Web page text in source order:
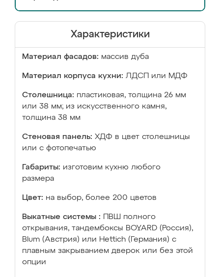
Характеристики
Материал фасадов: массив дуба
Материал корпуса кухни: ЛДСП или МДФ
Столешница: пластиковая, толщина 26 мм
или 38 мм; из искусственного камня,
толщина 38 мм
Стеновая панель: ХДФ в цвет столешницы
или с фотопечатью
Габариты: изготовим кухню любого
размера
Цвет: на выбор, более 200 цветов
Выкатные системы :
ПВШ полного
открывания, тандембоксы BOYARD (Россия),
Blum (Австрия) или Hettich (Германия) с
плавным закрыванием дверок или без этой
опции